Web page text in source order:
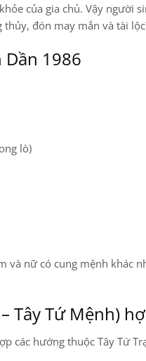
của gia chủ. Vậy người
đón may mắn và tài
Dần 1986
lò)
và nữ có cung mệnh khác
Tây Tứ Mệnh)
các hướng thuộc Tây Tứ